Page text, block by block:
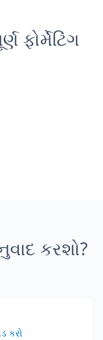
ફોર્મેટિંગ
કરશો?
કરો